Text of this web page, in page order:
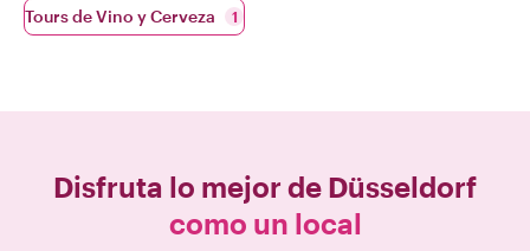
Tours de Vino y Cerveza 1
Disfruta lo mejor de Düsseldorf
como un local